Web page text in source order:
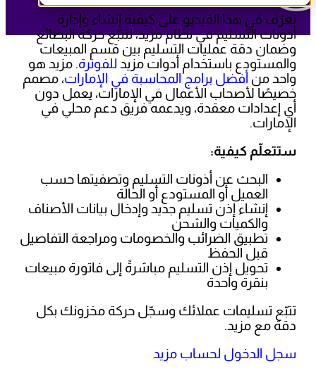
تعرّف في هذا الفيديو على كيفية إنشاء وإدارة
أذونات التسليم في نظام مزيد، لتتبّع حركة البضائع
وضمان دقة عمليات التسليم بين قسم المبيعات
والمستودع باستخدام أدوات مزيد للفوترة. مزيد هو
واحد من أفضل برامج المحاسبة في الإمارات، مصمم
خصيصًا لأصحاب الأعمال في الإمارات، يعمل دون
أي إعدادات معقدة، ويدعمه فريق دعم محلي في
الإمارات.
ستتعلّم كيفية:
البحث عن أذونات التسليم وتصفيتها حسب
العميل أو المستودع أو الحالة
إنشاء إذن تسليم جديد وإدخال بيانات الأصناف
والكميات والشحن
تطبيق الضرائب والخصومات ومراجعة التفاصيل
قبل الحفظ
تحويل إذن التسليم مباشرةً إلى فاتورة مبيعات
بنقرة واحدة
تتبّع تسليمات عملائك وسجّل حركة مخزونك بكل
دقة مع مزيد.
سجل الدخول لحساب مزيد